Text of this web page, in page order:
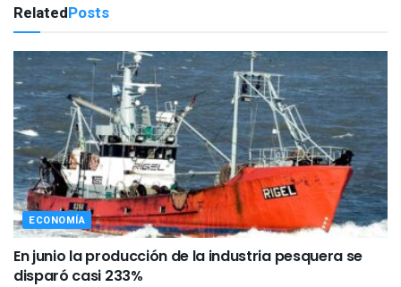
RelatedPosts
ECONOMÍA
En junio la producción de la industria pesquera se
disparó casi 233%